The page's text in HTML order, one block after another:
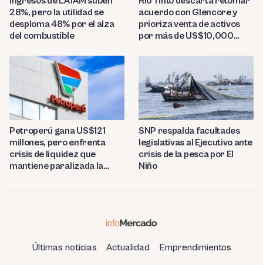
28%, pero la utilidad se
desploma 48% por el alza
del combustible
acuerdo con Glencore y
prioriza venta de activos
por más de US$10,000
Petroperú gana US$121
millones, pero enfrenta
crisis de liquidez que
mantiene paralizada la
SNP respalda facultades
legislativas al Ejecutivo ante
crisis de la pesca por El
Niño
Últimas noticias Actualidad Emprendimientos